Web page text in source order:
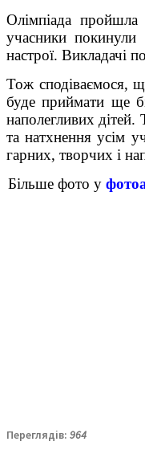
Олімпіада пройшла
учасники
настрої. Викладачі
Тож сподіваємося,
буде приймати ще
наполегливих дітей.
та натхнення усім
гарних, творчих і
Більше фото у
Переглядів: 964